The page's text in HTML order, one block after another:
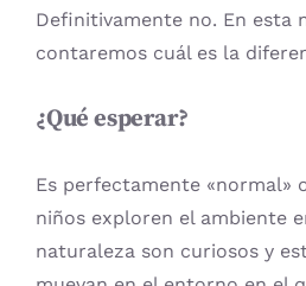
Definitivamente no. En esta
contaremos cuál es la
¿Qué esperar?
Es perfectamente «normal»
niños exploren el ambiente
naturaleza son curiosos y